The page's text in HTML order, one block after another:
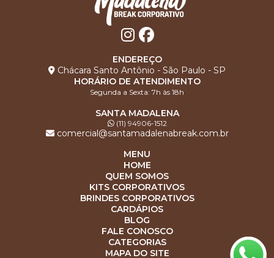
ENDEREÇO
Chácara Santo Antônio - São Paulo - SP
HORÁRIO DE ATENDIMENTO
Segunda a Sexta: 7h às 18h
SANTA MADALENA
(11) 94906-1512
comercial@santamadalenabreak.com.br
MENU
HOME
QUEM SOMOS
KITS CORPORATIVOS
BRINDES CORPORATIVOS
CARDÁPIOS
BLOG
FALE CONOSCO
CATEGORIAS
MAPA DO SITE